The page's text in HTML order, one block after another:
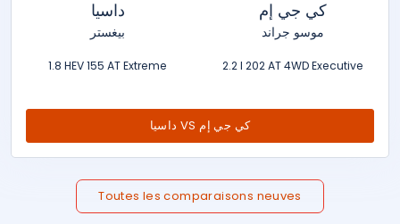
داسيا
بيغستر
1.8 HEV 155 AT Extreme
كي جي إم
موسو جراند
2.2 l 202 AT 4WD Executive
داسيا VS كي جي إم
Toutes les comparaisons neuves